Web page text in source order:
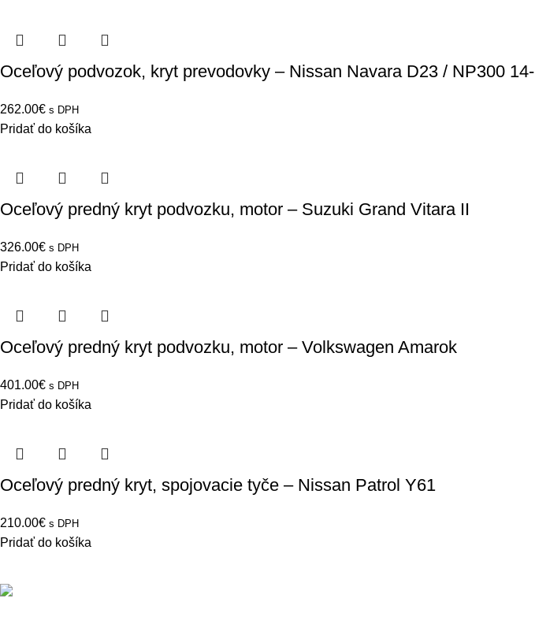
Oceľový podvozok, kryt prevodovky – Nissan Navara D23 / NP300 14-
262.00€ s DPH
Pridať do košíka
Oceľový predný kryt podvozku, motor – Suzuki Grand Vitara II
326.00€ s DPH
Pridať do košíka
Oceľový predný kryt podvozku, motor – Volkswagen Amarok
401.00€ s DPH
Pridať do košíka
Oceľový predný kryt, spojovacie tyče – Nissan Patrol Y61
210.00€ s DPH
Pridať do košíka